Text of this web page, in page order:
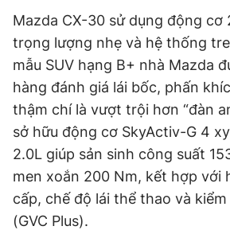
Mazda CX-30 sử dụng động cơ
trọng lượng nhẹ và hệ thống
mẫu SUV hạng B+ nhà Mazda
hàng đánh giá lái bốc, phấn
thậm chí là vượt trội hơn “đàn
sở hữu động cơ SkyActiv-G 4
2.0L giúp sản sinh công suất
men xoắn 200 Nm, kết hợp với
cấp, chế độ lái thể thao và
(GVC Plus).